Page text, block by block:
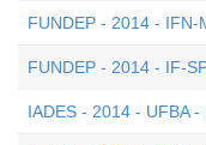
FUNDEP - 2014 -
FUNDEP - 2014 - IF-
IADES - 2014 - UFBA